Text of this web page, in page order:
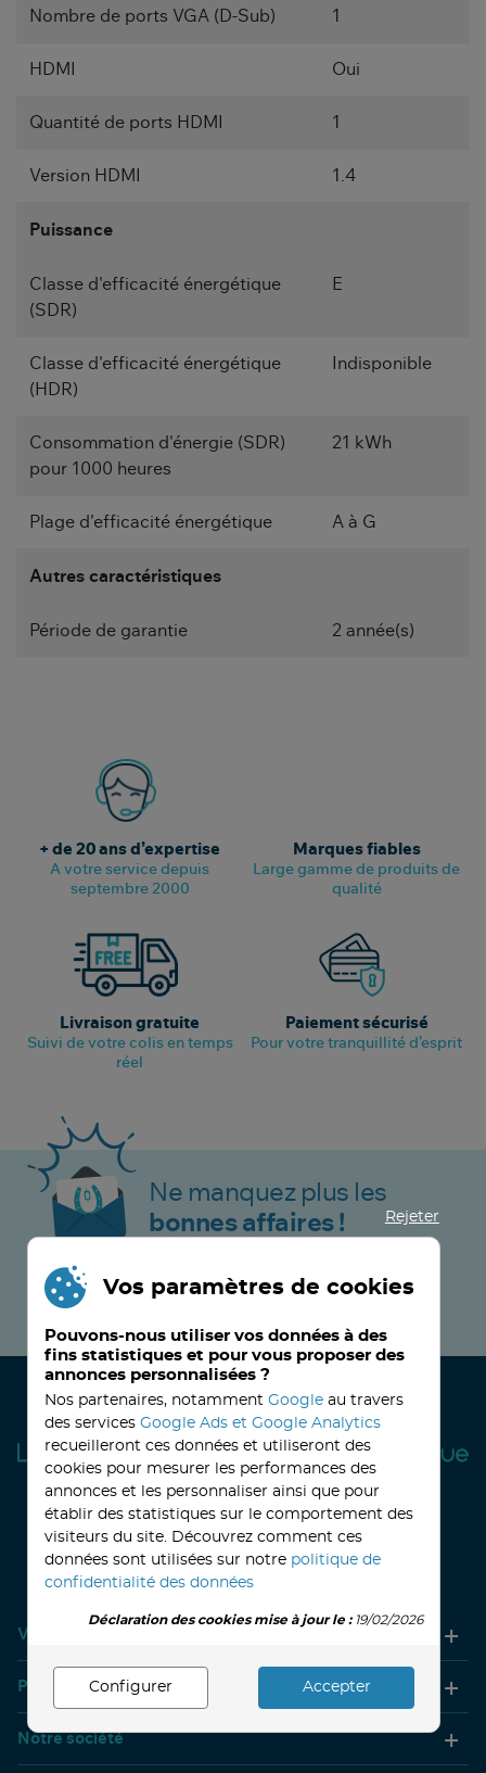
Nombre de ports VGA (D-Sub) 1
HDMI Oui
Quantité de ports HDMI 1
Version HDMI 1.4
Puissance
Classe d'efficacité énergétique
(SDR)
E
Classe d'efficacité énergétique
(HDR)
Indisponible
Consommation d'énergie (SDR)
pour 1000 heures
21 kWh
Plage d’efficacité énergétique A à G
Autres caractéristiques
Période de garantie 2 année(s)
+ de 20 ans d’expertise
A votre service depuis
septembre 2000
Marques fiables
Large gamme de produits de
qualité
Livraison gratuite
Suivi de votre colis en temps
réel
Paiement sécurisé
Pour votre tranquillité d’esprit
Ne manquez plus les
bonnes affaires !
JE M’INSCRIS MAINTENANT !
32, avenue Haussmann33390 BLAYE
Lundi14h-18hMardi à vendredi8h30-12h00 - 14h-18h
Le Samedi9h30 - 12h30
Votre compte
Produits
Notre société
Rejeter
Vos paramètres de cookies
Pouvons-nous utiliser vos données à des
fins statistiques et pour vous proposer des
annonces personnalisées ?
Nos partenaires, notamment Google au travers
des services Google Ads et Google Analytics
recueilleront ces données et utiliseront des
cookies pour mesurer les performances des
annonces et les personnaliser ainsi que pour
établir des statistiques sur le comportement des
visiteurs du site. Découvrez comment ces
données sont utilisées sur notre politique de
confidentialité des données
Déclaration des cookies mise à jour le :19/02/2026
Configurer Accepter